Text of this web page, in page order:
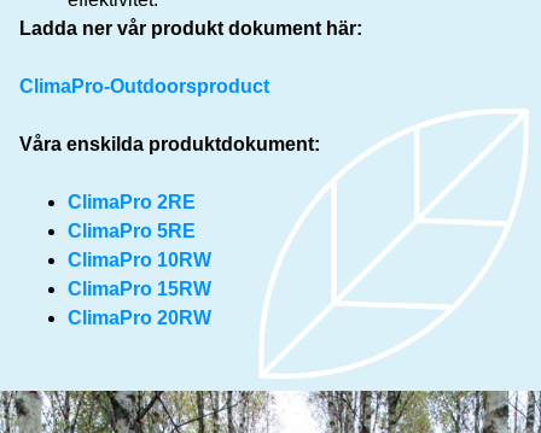
Ladda ner vår produkt dokument här:
ClimaPro-Outdoorsproduct
Våra enskilda produktdokument:
ClimaPro 2RE
ClimaPro 5RE
ClimaPro 10RW
ClimaPro 15RW
ClimaPro 20RW